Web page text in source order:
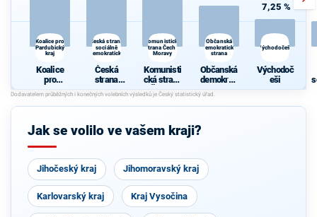
Koalice pro
Pardubický
kraj
Koalice
pro
Pardubick
ý kraj
Česká strana
sociálně
demokratická
Česká
strana
sociálně
demokrati
cká
Komunistická
strana Čech a
Moravy
Komunisti
cká strana
Čech a
Moravy
Občanská
demokratická
strana
Občanská
demokrati
cká strana
7,25 %
Východočeši
Východoč
eši
Jak se volilo ve vašem kraji?
Jihočeský kraj Jihomoravský kraj
Karlovarský kraj Kraj Vysočina